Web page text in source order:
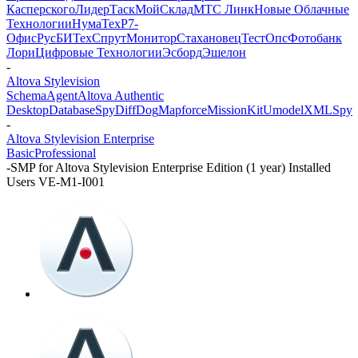
КасперскогоЛидерТаскМойСкладМТС ЛинкНовые Облачные
ТехнологииНумаТехР7-
ОфисРусБИТехСпрутМониторСтахановецТестОпсФотобанк
ЛориЦифровые ТехнологииЭсбордЭшелон
-
Altova Stylevision
SchemaAgentAltova Authentic
DesktopDatabaseSpyDiffDogMapforceMissionKitUmodelXMLSpy
-
Altova Stylevision Enterprise
BasicProfessional
-SMP for Altova Stylevision Enterprise Edition (1 year) Installed
Users VE-M1-I001